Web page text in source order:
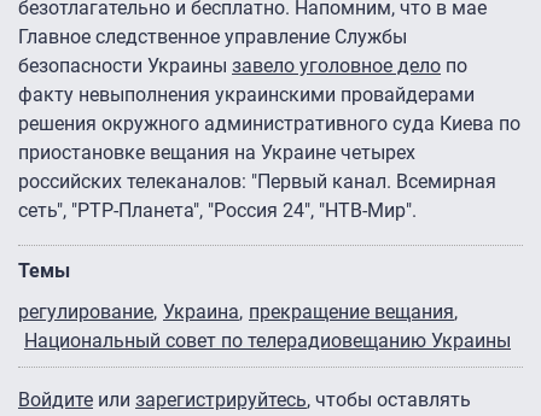
безотлагательно и бесплатно. Напомним, что в мае
Главное следственное управление Службы
безопасности Украины завело уголовное дело по
факту невыполнения украинскими провайдерами
решения окружного административного суда Киева по
приостановке вещания на Украине четырех
российских телеканалов: "Первый канал. Всемирная
сеть", "РТР-Планета", "Россия 24", "НТВ-Мир".
Темы
регулирование Украина прекращение вещания
Национальный совет по телерадиовещанию Украины
Войдите или зарегистрируйтесь, чтобы оставлять